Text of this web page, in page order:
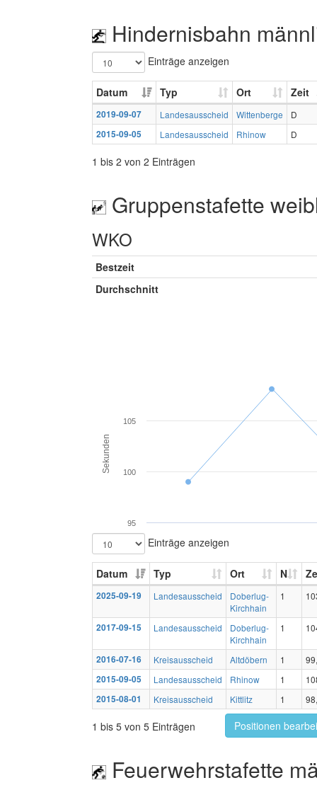
Hindernisbahn
Einträge anzeigen
Datum Typ Ort Zeit
2019-09-07 Landesausscheid Wittenberge
D
2015-09-05
Landesausscheid Rhinow D
1 bis 2 von 2 Einträgen
Gruppenstafette
WKO
Bestzeit
Durchschnitt
Sekunden
95
100
105
Einträge anzeigen
Datum Typ Ort N
2025-09-19 Landesausscheid
Doberlug-
Kirchhain
1
2017-09-15 Landesausscheid
Doberlug-
Kirchhain
1
2016-07-16 Kreisausscheid Altdöbern 1
2015-09-05
Landesausscheid Rhinow 1
2015-08-01
Kreisausscheid Kittlitz 1
1 bis 5 von 5 Einträgen Positionen
Feuerwehrstafette